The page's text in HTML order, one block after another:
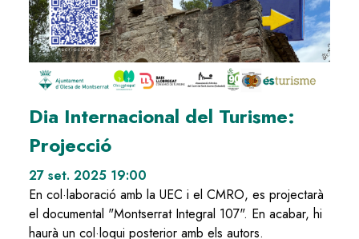
Dia Internacional del Turisme:
Projecció
27 set. 2025 19:00
En col·laboració amb la UEC i el CMRO, es projectarà
el documental "Montserrat Integral 107". En acabar, hi
haurà un col·loqui posterior amb els autors.